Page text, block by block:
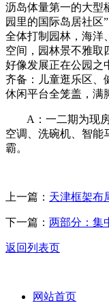
沥岛体量第一的大型
园里的国际岛居社区
全体打制园林，海洋
空间，园林景不雅取
好像发展正在公园之
齐备：儿童逛乐区、
休闲平台全笼盖，满
A：一二期为现房
空调、洗碗机、智能
霸。
上一篇： 天津框架
下一篇： 两部分：集
返回列表页
网站首页